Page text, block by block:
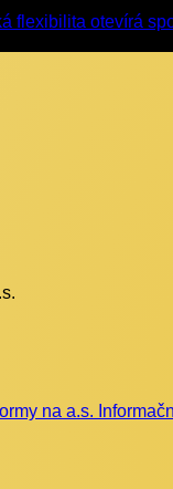
flexibilita otevírá
na a.s.